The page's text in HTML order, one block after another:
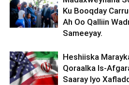
Ku Booqday
Ah Oo Qalliin
Sameeyay.
Heshiiska
Qoraalka Is-
Saaray Iyo